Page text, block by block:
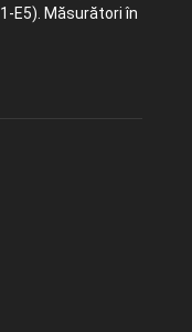
E5). Măsurători în